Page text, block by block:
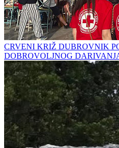
CRVENI KRIŽ DUBROVNIK
DOBROVOLJNOG